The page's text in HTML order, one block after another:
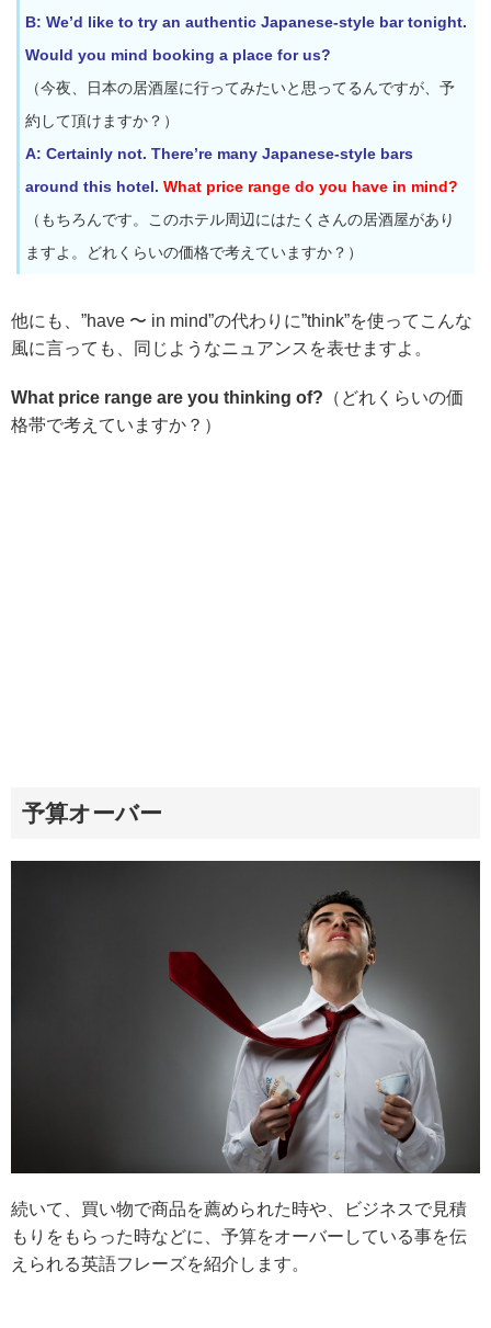
B: We’d like to try an authentic Japanese-style bar tonight.
Would you mind booking a place for us?
（今夜、日本の居酒屋に行ってみたいと思ってるんですが、予
約して頂けますか？）
A: Certainly not. There’re many Japanese-style bars
around this hotel. What price range do you have in mind?
（もちろんです。このホテル周辺にはたくさんの居酒屋があり
ますよ。どれくらいの価格で考えていますか？）
他にも、”have 〜 in mind”の代わりに”think”を使ってこんな
風に言っても、同じようなニュアンスを表せますよ。
What price range are you thinking of? （どれくらいの価
格帯で考えていますか？）
予算オーバー
続いて、買い物で商品を薦められた時や、ビジネスで見積
もりをもらった時などに、予算をオーバーしている事を伝
えられる英語フレーズを紹介します。